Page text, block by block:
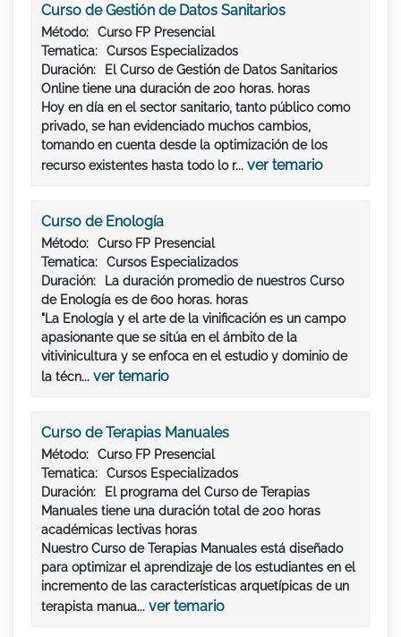
Curso de Gestión de Datos Sanitarios
Método:
Curso FP Presencial
Tematica:
Cursos Especializados
Duración:
El Curso de Gestión de Datos Sanitarios
Online tiene una duración de 200 horas. horas
Hoy en día en el sector sanitario, tanto público como
privado, se han evidenciado muchos cambios,
tomando en cuenta desde la optimización de los
recurso existentes hasta todo lo r... ver temario
Curso de Enología
Método:
Curso FP Presencial
Tematica:
Cursos Especializados
Duración:
La duración promedio de nuestros Curso
de Enología es de 600 horas. horas
"La Enología y el arte de la vinificación es un campo
apasionante que se sitúa en el ámbito de la
vitivinicultura y se enfoca en el estudio y dominio de
la técn... ver temario
Curso de Terapias Manuales
Método:
Curso FP Presencial
Tematica:
Cursos Especializados
Duración:
El programa del Curso de Terapias
Manuales tiene una duración total de 200 horas
académicas lectivas horas
Nuestro Curso de Terapias Manuales está diseñado
para optimizar el aprendizaje de los estudiantes en el
incremento de las características arquetípicas de un
terapista manua... ver temario